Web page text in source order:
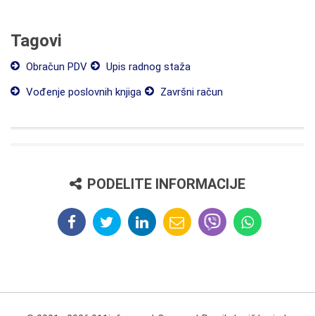
Tagovi
Obračun PDV
Upis radnog staža
Vođenje poslovnih knjiga
Završni račun
PODELITE INFORMACIJE